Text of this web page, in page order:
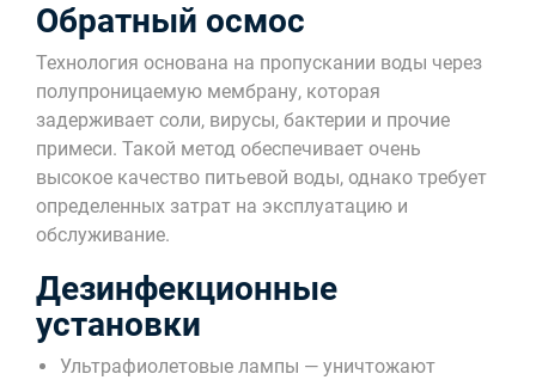
Обратный осмос
Технология основана на пропускании воды через
полупроницаемую мембрану, которая
задерживает соли, вирусы, бактерии и прочие
примеси. Такой метод обеспечивает очень
высокое качество питьевой воды, однако требует
определенных затрат на эксплуатацию и
обслуживание.
Дезинфекционные
установки
Ультрафиолетовые лампы — уничтожают